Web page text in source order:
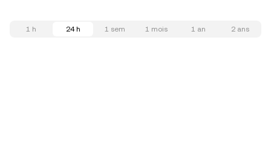
1 h 24 h 1 sem 1 mois 1 an 2 ans